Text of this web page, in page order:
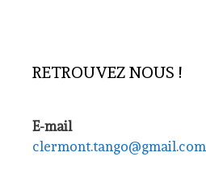
RETROUVEZ NOUS !
E-mail
clermont.tango@gmail.com